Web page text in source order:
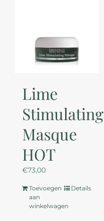
Lime
Stimulating
Masque
HOT
€73,00
Toevoegen
aan
winkelwagen
Details